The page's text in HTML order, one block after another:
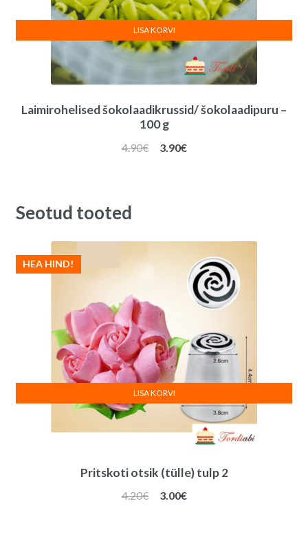
Laimirohelised šokolaadikrussid/ šokolaadipuru –
100 g
4.90€
Algne
3.90€Praegune
LISA KORVI
Seotud tooted
Pritskoti otsik (tülle) tulp 2
HEA HIND!
4.20€
Algne
3.00€Praegune
LISA KORVI